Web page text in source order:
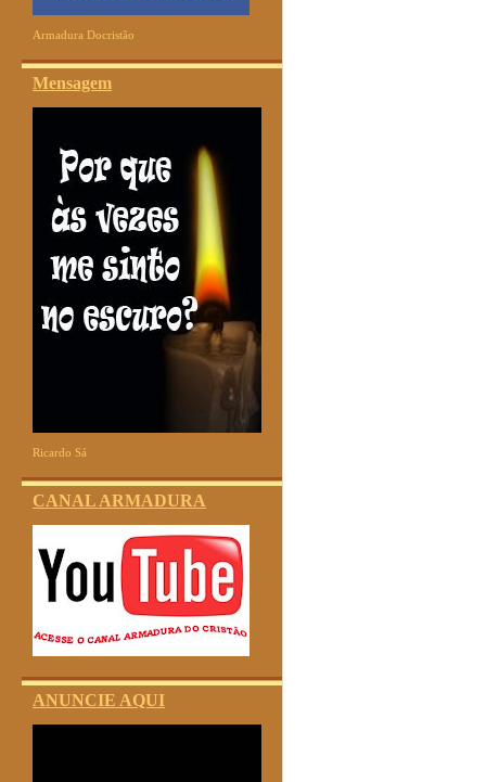
Armadura Docristão
Mensagem
Ricardo Sá
CANAL ARMADURA
ANUNCIE AQUI